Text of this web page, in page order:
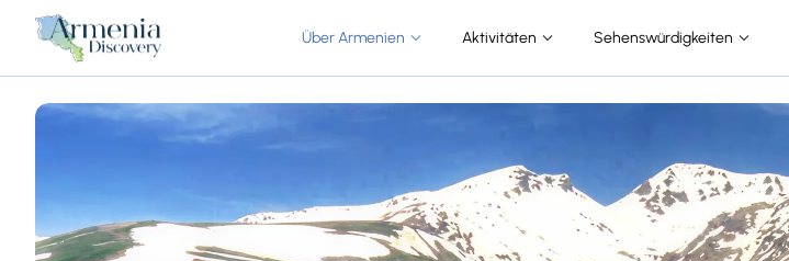
Über Armenien Aktivitäten Sehenswürdigkeiten